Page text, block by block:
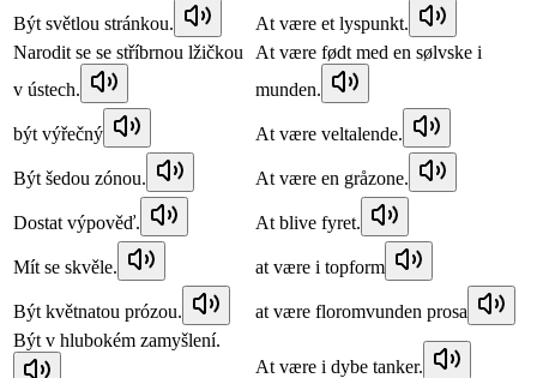
Být světlou stránkou.
At være et lyspunkt.
Narodit se se stříbrnou lžičkou
v ústech.
At være født med en sølvske i
munden.
být výřečný At være veltalende.
Být šedou zónou. At være en gråzone.
Dostat výpověď. At blive fyret.
Mít se skvěle. at være i topform
Být květnatou prózou.
at være floromvunden prosa
Být v hlubokém zamyšlení.
At være i dybe tanker.